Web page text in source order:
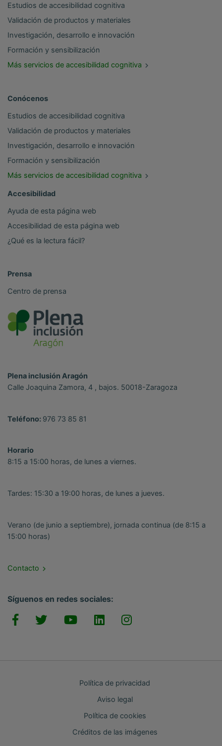
Estudios de accesibilidad cognitiva
Validación de productos y materiales
Investigación, desarrollo e innovación
Formación y sensibilización
Más servicios de accesibilidad cognitiva
Conócenos
Estudios de accesibilidad cognitiva
Validación de productos y materiales
Investigación, desarrollo e innovación
Formación y sensibilización
Más servicios de accesibilidad cognitiva
Accesibilidad
Ayuda de esta página web
Accesibilidad de esta página web
¿Qué es la lectura fácil?
Prensa
Centro de prensa
Plena inclusión Aragón
Calle Joaquina Zamora, 4 , bajos. 50018-Zaragoza
Teléfono: 976 73 85 81
Horario
8:15 a 15:00 horas, de lunes a viernes.
Tardes: 15:30 a 19:00 horas, de lunes a jueves.
Verano (de junio a septiembre), jornada continua (de 8:15 a
15:00 horas)
Contacto
Síguenos en redes sociales:
Política de privacidad
Aviso legal
Política de cookies
Créditos de las imágenes